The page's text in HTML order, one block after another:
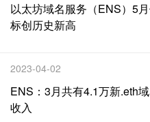
以太坊域名服务（ENS）5
标创历史新高
2023-04-02
ENS：3月共有4.1万新.eth
收入